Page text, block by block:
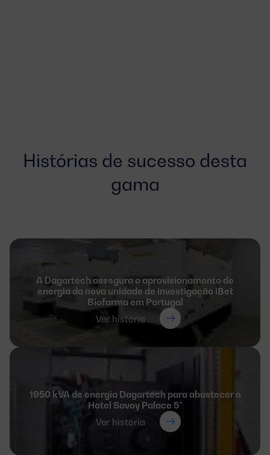
Histórias de sucesso desta
gama
A Dagartech assegura o aprovisionamento de
energia da nova unidade de investigação iBet
Biofarma em Portugal
Ver história
1950 kVA de energia Dagartech para abastecer o
Hotel Savoy Palace 5*
Ver história